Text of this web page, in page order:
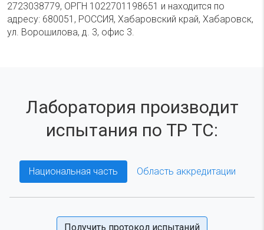
2723038779, ОРГН 1022701198651 и находится по
адресу: 680051, РОССИЯ, Хабаровский край, Хабаровск,
ул. Ворошилова, д. 3, офис 3.
Лаборатория производит
испытания по ТР ТС:
Национальная часть Область аккредитации
Получить протокол испытаний